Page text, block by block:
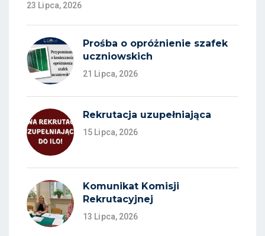
23 Lipca, 2026
Prośba o opróżnienie szafek
uczniowskich
21 Lipca, 2026
Rekrutacja uzupełniająca
15 Lipca, 2026
Komunikat Komisji
Rekrutacyjnej
13 Lipca, 2026